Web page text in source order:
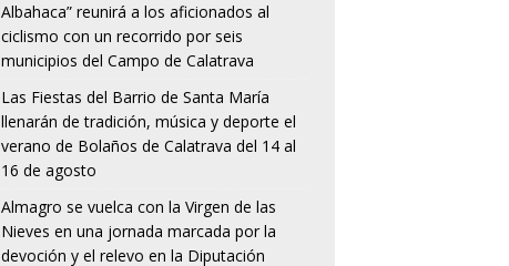
Albahaca” reunirá a los aficionados al
ciclismo con un recorrido por seis
municipios del Campo de Calatrava
Las Fiestas del Barrio de Santa María
llenarán de tradición, música y deporte el
verano de Bolaños de Calatrava del 14 al
16 de agosto
Almagro se vuelca con la Virgen de las
Nieves en una jornada marcada por la
devoción y el relevo en la Diputación